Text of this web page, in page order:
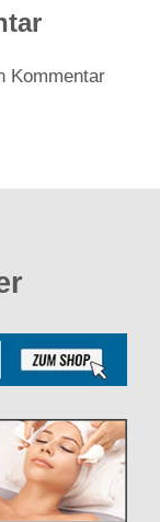
Kommentar